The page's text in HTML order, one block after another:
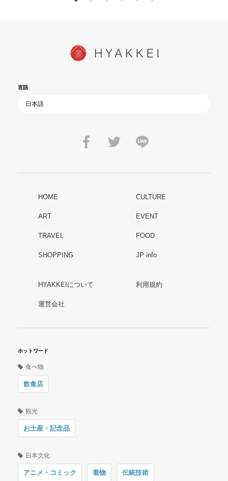
言語
HOME CULTURE
ART EVENT
TRAVEL FOOD
SHOPPING JP info
HYAKKEIについて 利用規約
運営会社
ホットワード
食べ物
飲食店
観光
お土産・記念品
日本文化
アニメ・コミック 着物 伝統技術